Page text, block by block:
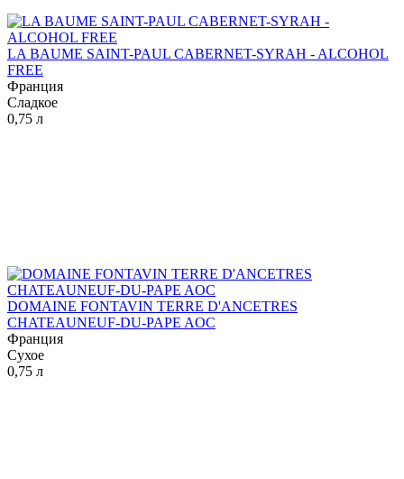
LA BAUME SAINT-PAUL CABERNET-SYRAH - ALCOHOL
FREE
Франция
Сладкое
0,75 л
DOMAINE FONTAVIN TERRE D'ANCETRES
CHATEAUNEUF-DU-PAPE AOC
Франция
Сухое
0,75 л